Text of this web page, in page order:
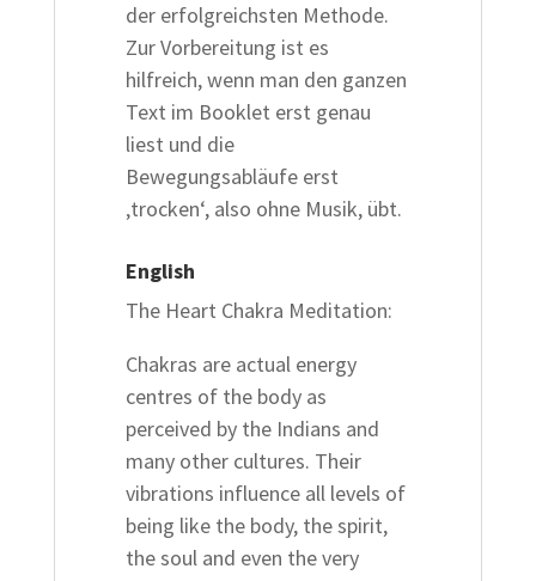
der erfolgreichsten Methode.
Zur Vorbereitung ist es
hilfreich, wenn man den ganzen
Text im Booklet erst genau
liest und die
Bewegungsabläufe erst
‚trocken‘, also ohne Musik, übt.
English
The Heart Chakra Meditation:
Chakras are actual energy
centres of the body as
perceived by the Indians and
many other cultures. Their
vibrations influence all levels of
being like the body, the spirit,
the soul and even the very